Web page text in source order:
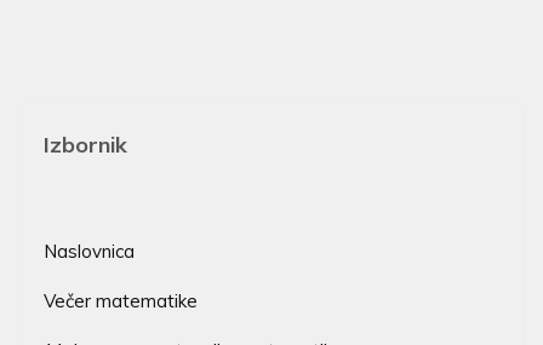
Izbornik
Naslovnica
Večer matematike